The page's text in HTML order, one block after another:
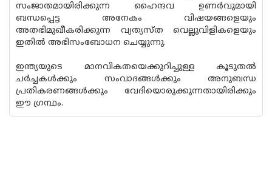
സംജാതമായിരിക്കുന്ന ഹൈന്ദവ ഉണർവുമായി
ബന്ധപ്പെട്ട അനേകം വിഷയങ്ങളെയും
അതഭിമുഖീകരിക്കുന്ന വ്യത്യസ്‌ത വെല്ലുവിളികളെയും
ഇതിൽ അഭിസംബോധന ചെയ്യുന്നു.
ഇന്ത്യയുടെ മാനവികതയെക്കുറിച്ചുള്ള കൂടുതൽ
ചർച്ചകൾക്കും സംവാദങ്ങൾക്കും അനുബന്ധ
പ്രതികരണങ്ങൾക്കും വേദിയൊരുക്കുന്നതായിരിക്കും
ഈ ഗ്രന്ഥം.